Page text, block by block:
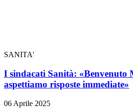
SANITA'
I sindacati Sanità: «Benvenuto
aspettiamo risposte immediate»
06 Aprile 2025